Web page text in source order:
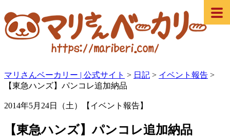
マリさんベーカリー | 公式サイト > 日記 > イベント報告 >
【東急ハンズ】パンコレ追加納品
2014年5月24日（土）【イベント報告】
【東急ハンズ】パンコレ追加納品